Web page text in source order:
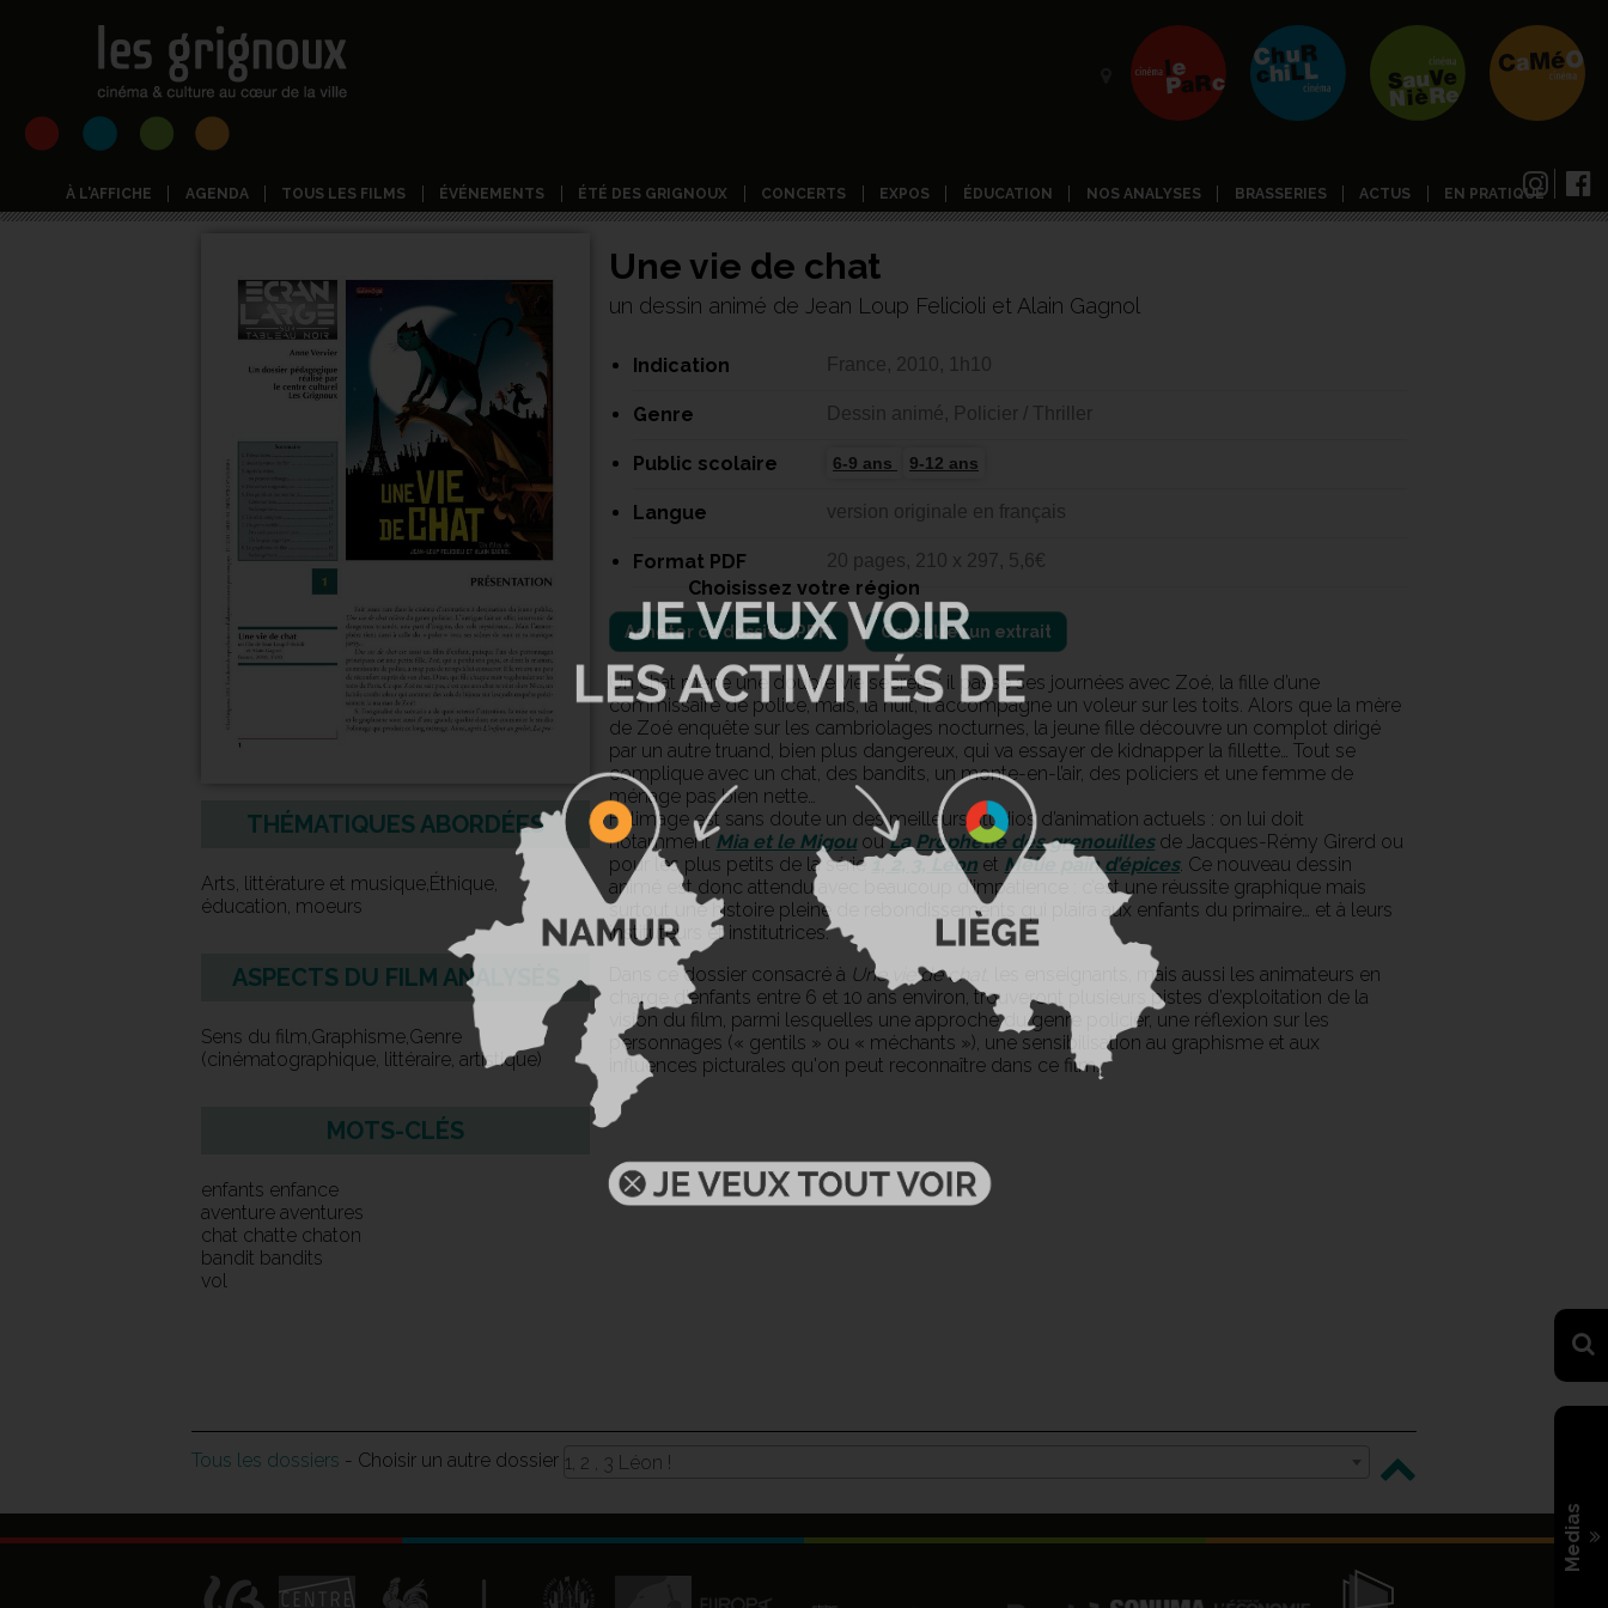
Medias
À L'AFFICHE AGENDA TOUS LES FILMS ÉVÉNEMENTS ÉTÉ DES GRIGNOUX CONCERTS EXPOS ÉDUCATION NOS ANALYSES BRASSERIES ACTUS EN PRATIQUE
THÉMATIQUES ABORDÉES
Arts, littérature et musique,Éthique,
éducation, moeurs
ASPECTS DU FILM ANALYSÉS
Sens du film,Graphisme,Genre
(cinématographique, littéraire, artistique)
MOTS-CLÉS
enfants enfance
aventure aventures
chat chatte chaton
bandit bandits
vol
Une vie de chat
un dessin animé de Jean Loup Felicioli et Alain Gagnol
Indication France, 2010, 1h10
Genre Dessin animé, Policier / Thriller
Public scolaire 6-9 ans 9-12 ans
Langue version originale en français
Format PDF 20 pages, 210 x 297, 5,6€
Consulter un extrait
Un chat mène une double vie secrète : il passe ses journées avec Zoé, la fille d’une
commissaire de police, mais, la nuit, il accompagne un voleur sur les toits. Alors que la mère
de Zoé enquête sur les cambriolages nocturnes, la jeune fille découvre un complot dirigé
par un autre truand, bien plus dangereux, qui va essayer de kidnapper la fillette… Tout se
complique avec un chat, des bandits, un monte-en-l’air, des policiers et une femme de
ménage pas bien nette…
Folimage est sans doute un des meilleurs studios d’animation actuels : on lui doit
notammentMia et le MigououLa Prophétie des grenouillesde Jacques-Rémy Girerd ou
pour les plus petits de la série1, 2, 3, Léon et Mélie pain d’épices. Ce nouveau dessin
animé est donc attendu avec beaucoup d’impatience : c’est une réussite graphique mais
surtout une histoire pleine de rebondissements qui plaira aux enfants du primaire… et à leurs
instituteurs et institutrices.
Dans ce dossier consacré à Une vie de chat
, les enseignants, mais aussi les animateurs en
charge d’enfants entre 6 et 10 ans environ, trouveront plusieurs pistes d’exploitation de la
vision du film, parmi lesquelles une approche du genre policier, une réflexion sur les
personnages (« gentils » ou « méchants »), une sensibilisation au graphisme et aux
influences picturales qu'on peut reconnaître dans ce film.
Tous les dossiers - Choisir un autre dossier 1, 2 , 3 Léon !
Choisissez votre région